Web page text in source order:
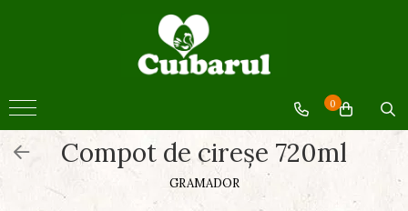
BACANIE
Miere
Ulei
Produse din cătină
Sucuri si siropuri
0
Compot de cireşe 720ml
GRAMADOR